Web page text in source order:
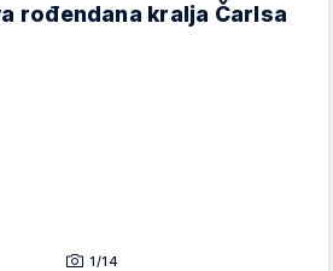
rođendana kralja Čarlsa
1/14